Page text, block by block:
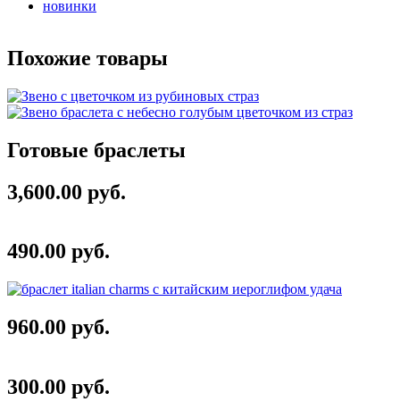
новинки
Похожие товары
Готовые браслеты
3,600.00 руб.
490.00 руб.
960.00 руб.
300.00 руб.